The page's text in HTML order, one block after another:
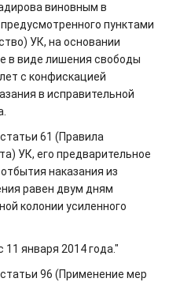
виновным в
пунктами
УК, на основании
в виде лишения свободы
с конфискацией
в исправительной
61 (Правила
УК, его предварительное
наказания из
равен двум дням
колонии усиленного
11 января 2014 года."
96 (Применение мер